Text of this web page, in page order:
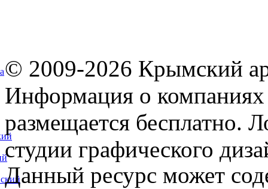
© 2009-2026 Крымский
Информация о компаниях
размещается бесплатно.
студии графического
Данный ресурс может